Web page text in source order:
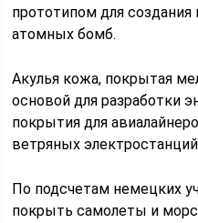
прототипом для
атомных бомб.
Акулья кожа, покрытая
основой для разработки
покрытия для
ветряных
По подсчетам немецких
покрыть самолеты и